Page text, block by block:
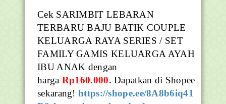
Cek SARIMBIT LEBARAN
TERBARU BAJU BATIK COUPLE
KELUARGA RAYA SERIES / SET
FAMILY GAMIS KELUARGA AYAH
IBU ANAK dengan
harga Rp160.000. Dapatkan di Shopee
sekarang! https://shope.ee/8A8b6iq41